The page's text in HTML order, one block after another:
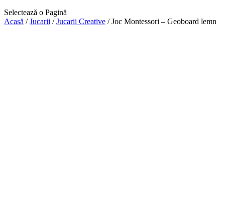
Selectează o Pagină
Acasă /Jucarii /Jucarii Creative / Joc Montessori – Geoboard lemn